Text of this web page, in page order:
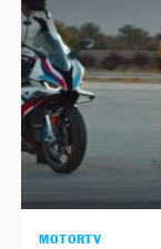
MOTORTV